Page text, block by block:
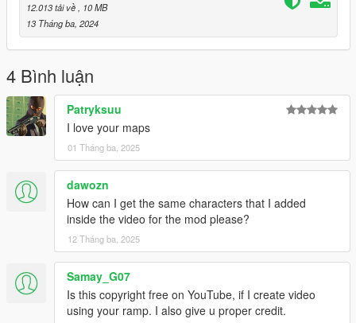
12.013 tải về, 10 MB
13 Tháng ba, 2024
4 Bình luận
Patryksuu
I love your maps
01 Tháng ba, 2025
dawozn
How can I get the same characters that I added
inside the video for the mod please?
12 Tháng ba, 2025
Samay_G07
Is this copyright free on YouTube, if I create video
using your ramp. I also give u proper credit.